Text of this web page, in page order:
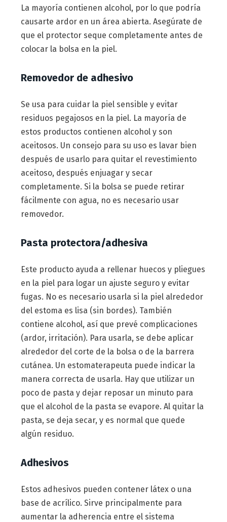
La mayoría contienen alcohol, por lo que podría
causarte ardor en un área abierta. Asegúrate de
que el protector seque completamente antes de
colocar la bolsa en la piel.
Removedor de adhesivo
Se usa para cuidar la piel sensible y evitar
residuos pegajosos en la piel. La mayoría de
estos productos contienen alcohol y son
aceitosos. Un consejo para su uso es lavar bien
después de usarlo para quitar el revestimiento
aceitoso, después enjuagar y secar
completamente. Si la bolsa se puede retirar
fácilmente con agua, no es necesario usar
removedor.
Pasta protectora/adhesiva
Este producto ayuda a rellenar huecos y pliegues
en la piel para logar un ajuste seguro y evitar
fugas. No es necesario usarla si la piel alrededor
del estoma es lisa (sin bordes). También
contiene alcohol, así que prevé complicaciones
(ardor, irritación). Para usarla, se debe aplicar
alrededor del corte de la bolsa o de la barrera
cutánea. Un estomaterapeuta puede indicar la
manera correcta de usarla. Hay que utilizar un
poco de pasta y dejar reposar un minuto para
que el alcohol de la pasta se evapore. Al quitar la
pasta, se deja secar, y es normal que quede
algún residuo.
Adhesivos
Estos adhesivos pueden contener látex o una
base de acrílico. Sirve principalmente para
aumentar la adherencia entre el sistema